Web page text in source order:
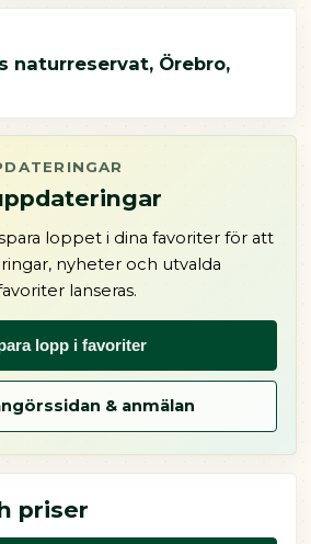
naturreservat, Örebro,
loppet i dina favoriter för att
nyheter och utvalda
lanseras.
lopp i favoriter
& anmälan
priser